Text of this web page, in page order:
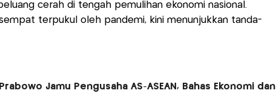
cerah di tengah pemulihan ekonomi nasional.
terpukul oleh pandemi, kini menunjukkan tanda-
Jamu Pengusaha AS-ASEAN, Bahas Ekonomi dan